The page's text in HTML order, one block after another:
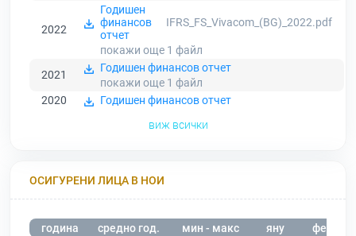
2022
Годишен
финансов
отчет
IFRS_FS_Vivacom_(BG)_2022.pdf
покажи още 1 файл
2021
Годишен финансов отчет
покажи още 1 файл
2020
Годишен финансов отчет
виж всички
ОСИГУРЕНИ ЛИЦА В НОИ
година средно год. мин - макс яну
фев